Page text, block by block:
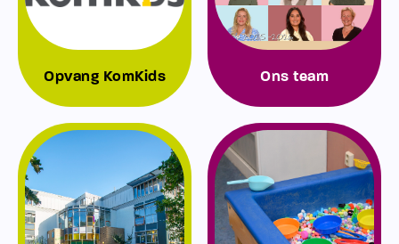
Opvang KomKids Ons team